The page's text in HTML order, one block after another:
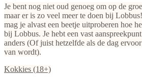
Je bent nog niet oud genoeg om op de
maar er is zo veel meer te doen bij
mag je alvast een beetje uitproberen hoe
bij Lobbus. Je hebt een vast
anders (Of juist hetzelfde als de dag
van wordt).
Kokkies (18+)